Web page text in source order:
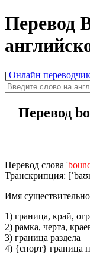
Перевод
| Онлайн
Перевод
Перевод слова '
Транскрипция:
Имя
1) граница, край,
2) рамка, черта,
3) граница раздела
4) {спорт} граница